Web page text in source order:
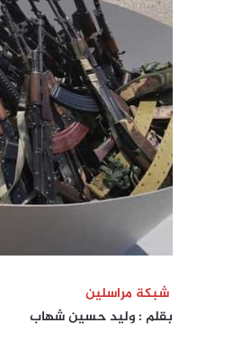
شبكة مراسلين
بقلم : وليد حسين شهاب